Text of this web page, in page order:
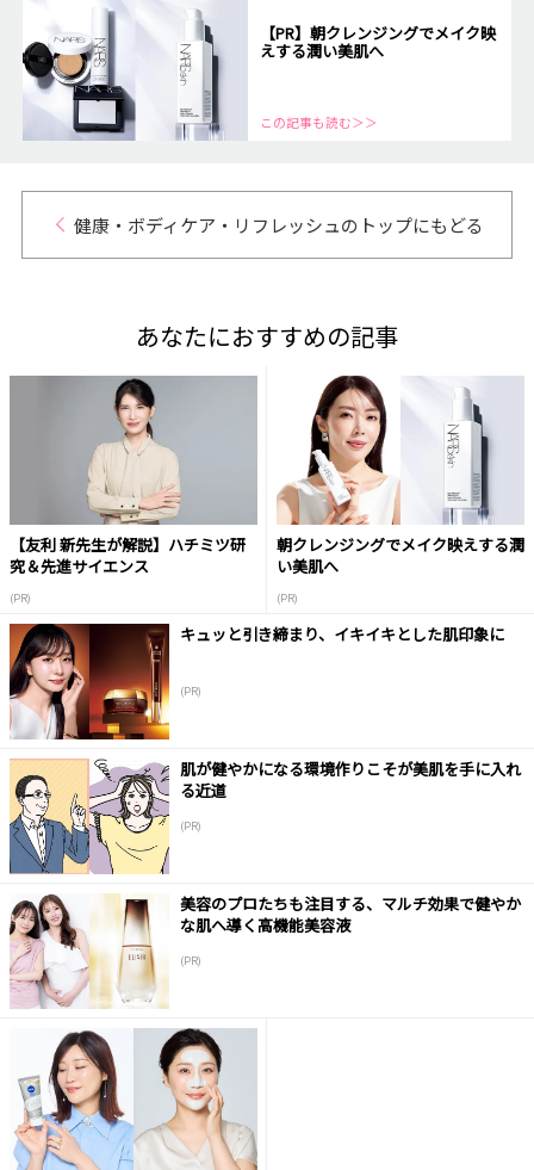
【PR】朝クレンジングでメイク映
えする潤い美肌へ
この記事も読む＞＞
健康・ボディケア・リフレッシュのトップにもどる
あなたにおすすめの記事
【友利 新先生が解説】ハチミツ研
究＆先進サイエンス
(PR)
朝クレンジングでメイク映えする潤
い美肌へ
(PR)
キュッと引き締まり、イキイキとした肌印象に
(PR)
肌が健やかになる環境作りこそが美肌を手に入れ
る近道
(PR)
美容のプロたちも注目する、マルチ効果で健やか
な肌へ導く高機能美容液
(PR)